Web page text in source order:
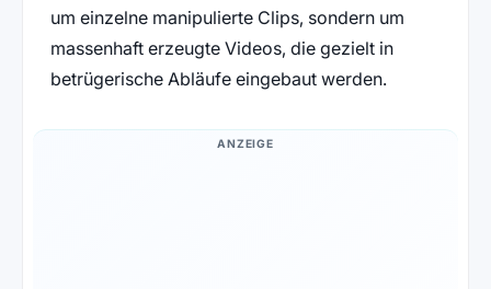
um einzelne manipulierte Clips, sondern um
massenhaft erzeugte Videos, die gezielt in
betrügerische Abläufe eingebaut werden.
ANZEIGE